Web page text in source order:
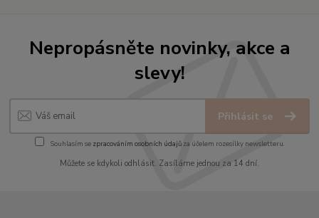
Nepropásněte novinky, akce a
slevy!
Přihlásit se
Souhlasím se zpracováním osobních údajůza účelem rozesílky newsletteru.
Můžete se kdykoli odhlásit. Zasíláme jednou za 14 dní.